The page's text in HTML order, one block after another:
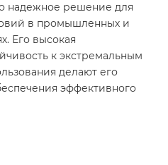
надежное решение для
в промышленных и
Его высокая
к экстремальным
делают его
эффективного